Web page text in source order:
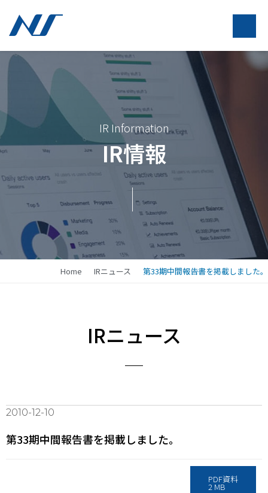
IR Information
IR情報
Home IRニュース 第33期中間報告書を掲載しました。
IRニュース
2010-12-10
第33期中間報告書を掲載しました。
PDF資料
2 MB